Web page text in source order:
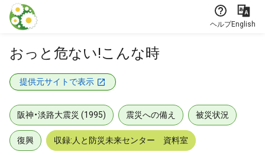
本文に飛ぶ
ヘルプEnglish
おっと危ない!こんな時
提供元サイトで表示
阪神・淡路大震災 (1995) 震災への備え 被災状況
復興 収録:人と防災未来センター 資料室